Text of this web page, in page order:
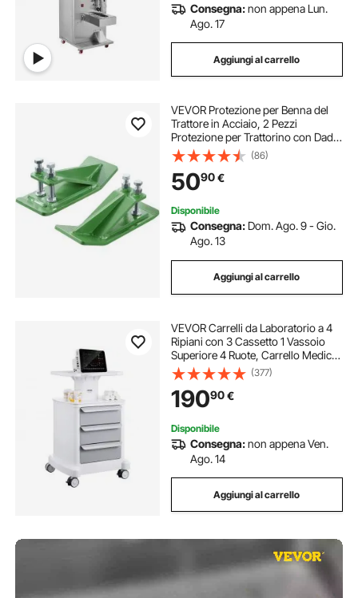
Consegna:non appena Lun.
Ago. 17
Aggiungi al carrello
VEVOR Protezione per Benna del
Trattore in Acciaio, 2 Pezzi
Protezione per Trattorino con Dadi
e Bulloni di Bloccaggio a Doppia
Esagono, per Rimozione delle
Foglie e Spargimento di Ghiaia,
Verde
(86)
5090€
Disponibile
Consegna: Dom. Ago. 9 - Gio.
Ago. 13
Aggiungi al carrello
VEVOR Carrelli da Laboratorio a 4
Ripiani con 3 Cassetto 1 Vassoio
Superiore 4 Ruote, Carrello Medico
Mobile Materiale ABS
Consilenziose, Carrelli per
Laboratorio, Clinica, Ospedale,
Salone, Bianco
(377)
19090€
Disponibile
Consegna:non appena Ven.
Ago. 14
Aggiungi al carrello